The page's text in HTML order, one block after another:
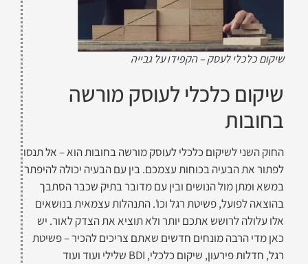
שיקום כלכלי לעסק – הקפידו על גבייה
שיקום כלכלי לעוסק מורשה
בחובות
החוק השני לשיקום כלכלי לעוסק מורשה בחובות הוא – אל תנסו
לפתור את הבעיה בכוחות עצמכם. בין עם הבעיה יכולה להיפתר
במשא ומתן מול הנושים ובין עם מדובר בתיק שכבר הסתבך
בהוצאה לפועל, פשיטת רגל וכו'. התנהלות עצמאית בנושאים
אלו עלולה לרושש אתכם יותר ולא תוציא את הצדק לאור. יש
כאן מדי הרבה מונחים חדשים שאתם צריכים להכיר – פשיטת
רגל, חדלות פירעון, שיקום כלכלי, BDI שלילי ועוד ועוד